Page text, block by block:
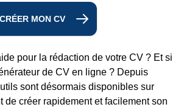
CRÉER MON CV
pour la rédaction de votre CV ? Et si
de CV en ligne ? Depuis
sont désormais disponibles sur
de créer rapidement et facilement son